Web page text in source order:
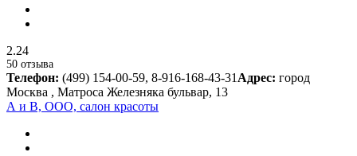
2.24
50 отзыва
Телефон: (499) 154-00-59, 8-916-168-43-31 Адрес: город
Москва , Матроса Железняка бульвар, 13
А и В, ООО, салон красоты